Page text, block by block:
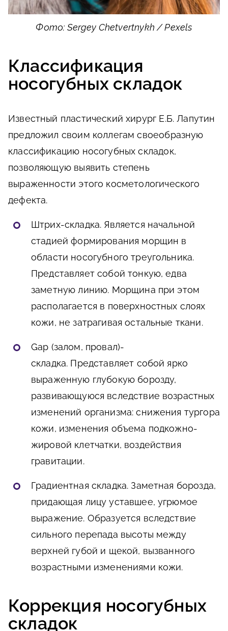
Фото: Sergey Chetvertnykh / Pexels
Классификация
носогубных складок
Известный пластический хирург Е.Б. Лапутин
предложил своим коллегам своеобразную
классификацию носогубных складок,
позволяющую выявить степень
выраженности этого косметологического
дефекта.
Штрих-складка. Является начальной
стадией формирования морщин в
области носогубного треугольника.
Представляет собой тонкую, едва
заметную линию. Морщина при этом
располагается в поверхностных слоях
кожи, не затрагивая остальные ткани.
Gap (залом, провал)-
складка. Представляет собой ярко
выраженную глубокую борозду,
развивающуюся вследствие возрастных
изменений организма: снижения тургора
кожи, изменения объема подкожно-
жировой клетчатки, воздействия
гравитации.
Градиентная складка. Заметная борозда,
придающая лицу уставшее, угрюмое
выражение. Образуется вследствие
сильного перепада высоты между
верхней губой и щекой, вызванного
возрастными изменениями кожи.
Коррекция носогубных
складок